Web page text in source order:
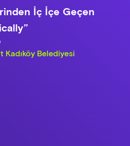
İç İçe Geçen
Kadıköy Belediyesi